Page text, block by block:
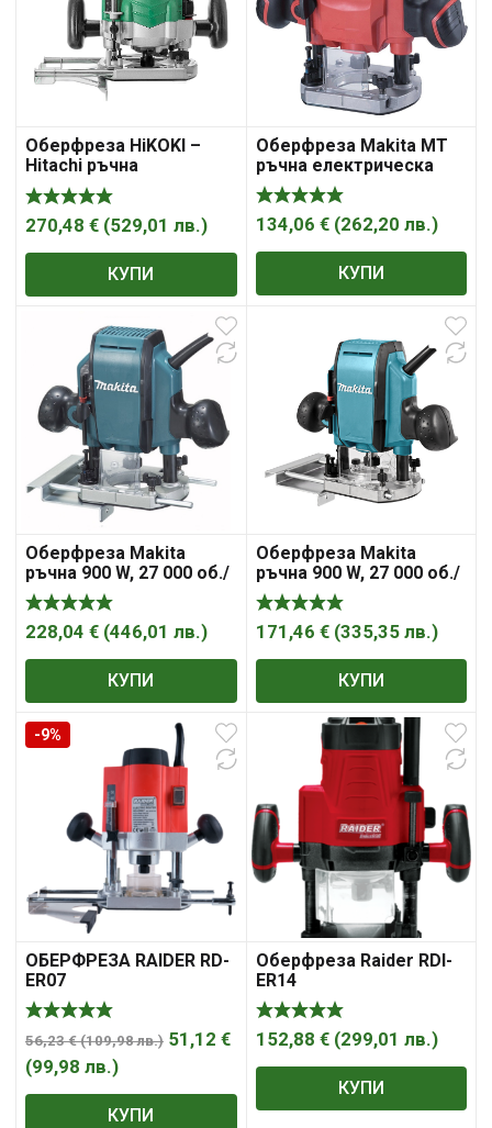
Оберфреза HiKOKI –
Hitachi ръчна
електрическа 2000 W,
8000-20 000 об./мин, ф
12 мм, M12VE
270,48 € (529,01 лв.)
КУПИ
Оберфреза Makita MT
ръчна електрическа
900 W, 27 000 об./мин, ф
6 мм, M3601
134,06 € (262,20 лв.)
КУПИ
Оберфреза Makita
ръчна 900 W, 27 000 об./
мин, ф 8 мм
228,04 € (446,01 лв.)
КУПИ
Оберфреза Makita
ръчна 900 W, 27 000 об./
мин, ф 8 мм, RP0900
171,46 € (335,35 лв.)
КУПИ
-9%
ОБЕРФРЕЗА RAIDER RD-
ER07
56,23€ (109,98лв.) 51,12 €
(99,98 лв.)
КУПИ
Оберфреза Raider RDI-
ER14
152,88 € (299,01 лв.)
КУПИ